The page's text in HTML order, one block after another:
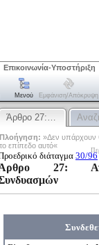
Επικοινωνία-Υποστήριξη
Μενού Εμφάνιση/απόκρυψη
Άρθρο 27:…